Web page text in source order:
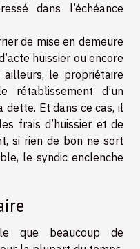
dans l’échéance
de mise en demeure
huissier ou encore
ailleurs, le propriétaire
rétablissement d’un
dette. Et dans ce cas, il
frais d’huissier et de
si rien de bon ne sort
le syndic enclenche
que beaucoup de